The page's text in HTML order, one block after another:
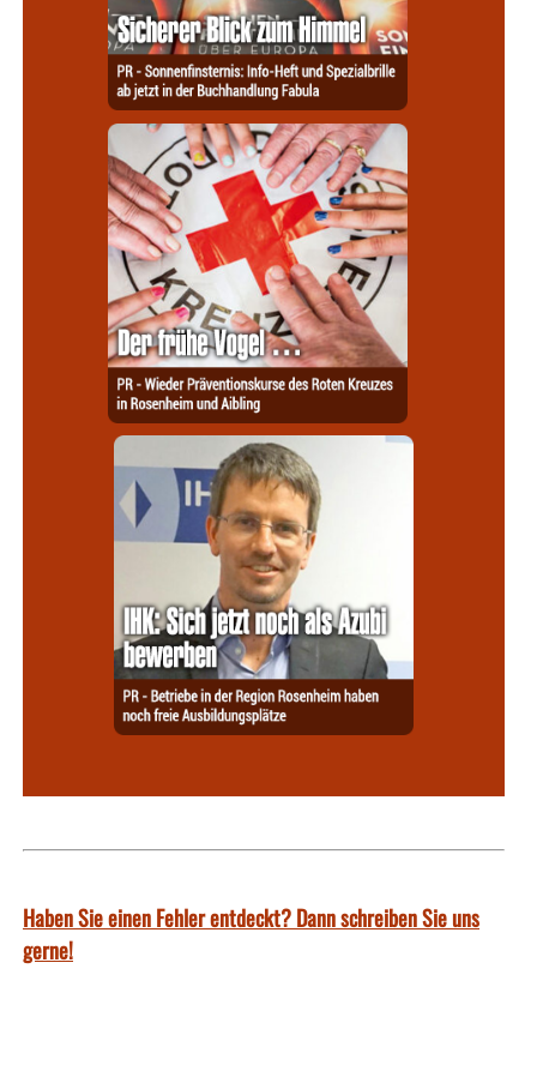
Haben Sie einen Fehler entdeckt? Dann schreiben Sie uns
gerne!